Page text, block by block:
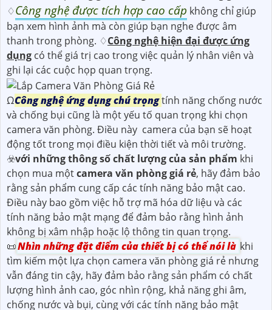
♢Công nghệ được tích hợp cao cấp không chỉ giúp
bạn xem hình ảnh mà còn giúp bạn nghe được âm
thanh trong phòng. ♢Công nghệ hiện đại được ứng
dụng có thể giá trị cao trong việc quản lý nhân viên và
ghi lại các cuộc họp quan trọng.
ΩCông nghệ ứng dụng chú trọngtính năng chống nước
và chống bụi cũng là một yếu tố quan trọng khi chọn
camera văn phòng. Điều này camera của bạn sẽ hoạt
động tốt trong mọi điều kiện thời tiết và môi trường.
☣️với những thông số chất lượng của sản phẩm khi
chọn mua mộtcamera văn phòng giá rẻ, hãy đảm bảo
rằng sản phẩm cung cấp các tính năng bảo mật cao.
Điều này bao gồm việc hỗ trợ mã hóa dữ liệu và các
tính năng bảo mật mạng để đảm bảo rằng hình ảnh
không bị xâm nhập hoặc lộ thông tin quan trọng.
📜Nhìn những đặt điểm của thiết bị có thể nói là khi
tìm kiếm một lựa chọn camera văn phòng giá rẻ nhưng
vẫn đáng tin cậy, hãy đảm bảo rằng sản phẩm có chất
lượng hình ảnh cao, góc nhìn rộng, khả năng ghi âm,
chống nước và bụi, cùng với các tính năng bảo mật